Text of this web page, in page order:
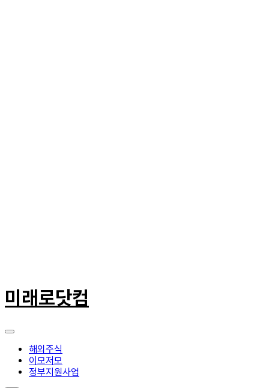
텐
츠
너
미래로닷컴
해외주식
이모저모
정부지원사업